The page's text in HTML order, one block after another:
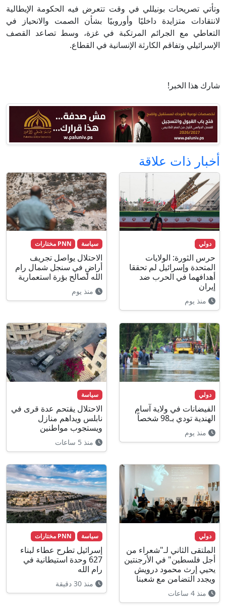
وتأتي تصريحات بونيللي في وقت تتعرض فيه الحكومة الإيطالية
لانتقادات متزايدة داخليًا وأوروبيًا بشأن الصمت والانحياز في
التعاطي مع الجرائم المرتكبة في غزة، وسط تصاعد القصف
الإسرائيلي وتفاقم الكارثة الإنسانية في القطاع.
شارك هذا الخبر!
أخبار ذات علاقة
دولي
حرس الثورة: الولايات
المتحدة وإسرائيل لم تحققا
أهدافهما في الحرب ضد
إيران
منذ يوم
سياسة PNN مختارات
الاحتلال يواصل تجريف
أراضٍ في سنجل شمال رام
الله لصالح بؤرة استعمارية
منذ يوم
دولي
الفيضانات في ولاية آسام
الهندية تودي بـ98 شخصاً
منذ يوم
سياسة
الاحتلال يقتحم عدة قرى في
نابلس ويداهم منازل
ويستجوب مواطنين
منذ 5 ساعات
دولي
الملتقى الثاني لـ"شعراء من
أجل فلسطين" في الأرجنتين
يحيي إرث محمود درويش
ويجدد التضامن مع شعبنا
منذ 4 ساعات
سياسة PNN مختارات
إسرائيل تطرح عطاء لبناء
627 وحدة استيطانية في
رام الله
منذ 30 دقيقة